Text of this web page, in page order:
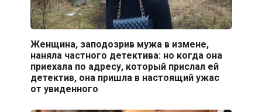
Женщина, заподозрив мужа в измене,
наняла частного детектива: но когда она
приехала по адресу, который прислал ей
детектив, она пришла в настоящий ужас
от увиденного